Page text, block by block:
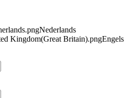
Nederlands
Engels